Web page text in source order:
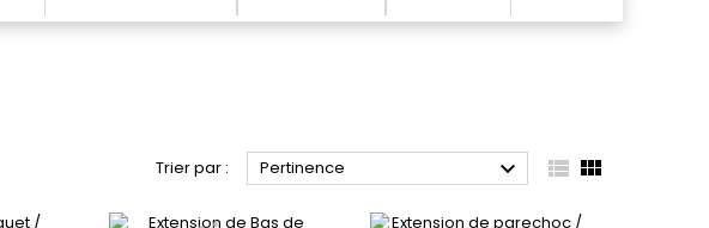
Trier par : Pertinence   